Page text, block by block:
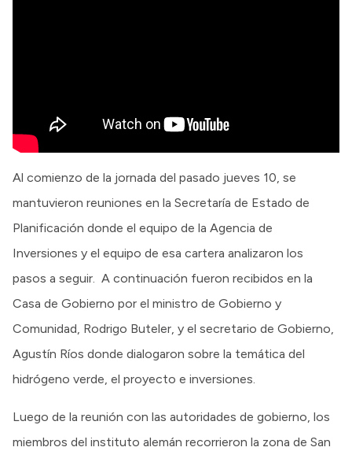
Al comienzo de la jornada del pasado jueves 10, se
mantuvieron reuniones en la Secretaría de Estado de
Planificación donde el equipo de la Agencia de
Inversiones y el equipo de esa cartera analizaron los
pasos a seguir. A continuación fueron recibidos en la
Casa de Gobierno por el ministro de Gobierno y
Comunidad, Rodrigo Buteler, y el secretario de Gobierno,
Agustín Ríos donde dialogaron sobre la temática del
hidrógeno verde, el proyecto e inversiones.
Luego de la reunión con las autoridades de gobierno, los
miembros del instituto alemán recorrieron la zona de San